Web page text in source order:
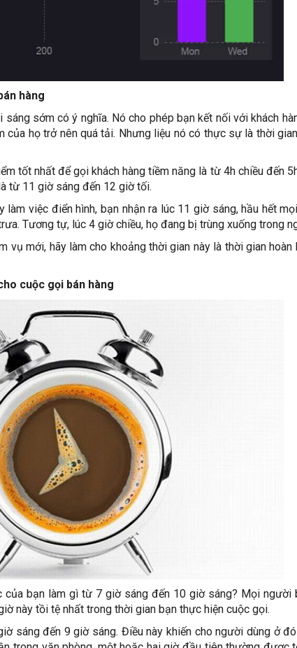
hàng
sớm có ý nghĩa. Nó cho phép bạn kết nối với khách
của họ trở nên quá tải. Nhưng liệu nó có thực sự là thời
tốt nhất để gọi khách hàng tiềm năng là từ 4h chiều đến
từ 11 giờ sáng đến 12 giờ tối.
làm việc điển hình, bạn nhận ra lúc 11 giờ sáng, hầu hết
Tương tự, lúc 4 giờ chiều, họ đang bị trùng xuống trong
vụ mới, hãy làm cho khoảng thời gian này là thời gian hoàn
cuộc gọi bán hàng
của bạn làm gì từ 7 giờ sáng đến 10 giờ sáng? Mọi người
này tồi tệ nhất trong thời gian bạn thực hiện cuộc gọi.
sáng đến 9 giờ sáng. Điều này khiến cho người dùng ở